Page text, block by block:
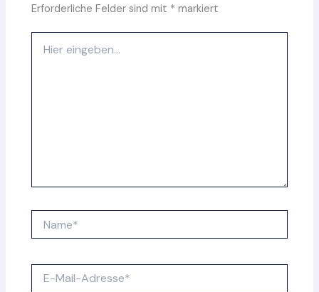
Erforderliche Felder sind mit * markiert
eingeben…
Mail-